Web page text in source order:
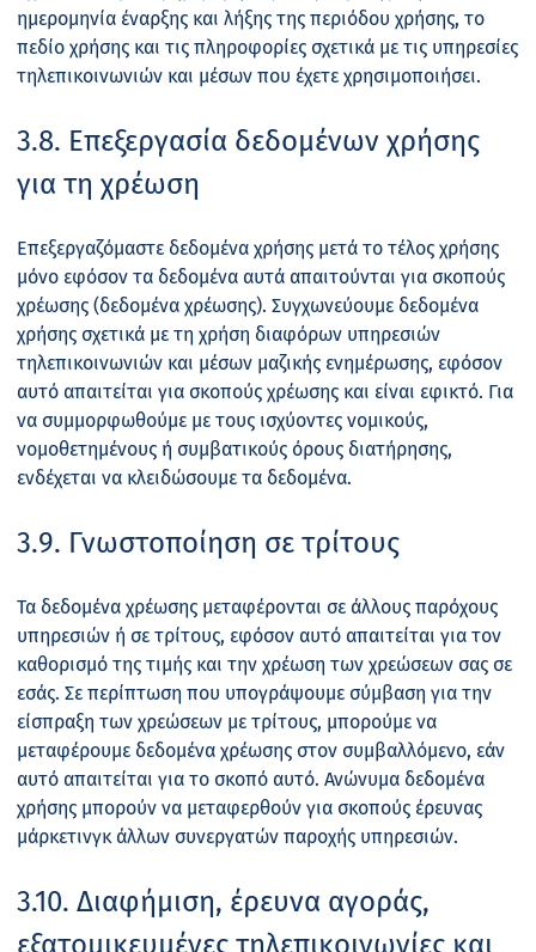
ημερομηνία έναρξης και λήξης της περιόδου χρήσης, το
πεδίο χρήσης και τις πληροφορίες σχετικά με τις υπηρεσίες
τηλεπικοινωνιών και μέσων που έχετε χρησιμοποιήσει.
3.8. Επεξεργασία δεδομένων χρήσης
για τη χρέωση
Επεξεργαζόμαστε δεδομένα χρήσης μετά το τέλος χρήσης
μόνο εφόσον τα δεδομένα αυτά απαιτούνται για σκοπούς
χρέωσης (δεδομένα χρέωσης). Συγχωνεύουμε δεδομένα
χρήσης σχετικά με τη χρήση διαφόρων υπηρεσιών
τηλεπικοινωνιών και μέσων μαζικής ενημέρωσης, εφόσον
αυτό απαιτείται για σκοπούς χρέωσης και είναι εφικτό. Για
να συμμορφωθούμε με τους ισχύοντες νομικούς,
νομοθετημένους ή συμβατικούς όρους διατήρησης,
ενδέχεται να κλειδώσουμε τα δεδομένα.
3.9. Γνωστοποίηση σε τρίτους
Τα δεδομένα χρέωσης μεταφέρονται σε άλλους παρόχους
υπηρεσιών ή σε τρίτους, εφόσον αυτό απαιτείται για τον
καθορισμό της τιμής και την χρέωση των χρεώσεων σας σε
εσάς. Σε περίπτωση που υπογράψουμε σύμβαση για την
είσπραξη των χρεώσεων με τρίτους, μπορούμε να
μεταφέρουμε δεδομένα χρέωσης στον συμβαλλόμενο, εάν
αυτό απαιτείται για το σκοπό αυτό. Ανώνυμα δεδομένα
χρήσης μπορούν να μεταφερθούν για σκοπούς έρευνας
μάρκετινγκ άλλων συνεργατών παροχής υπηρεσιών.
3.10. Διαφήμιση, έρευνα αγοράς,
εξατομικευμένες τηλεπικοινωνίες και